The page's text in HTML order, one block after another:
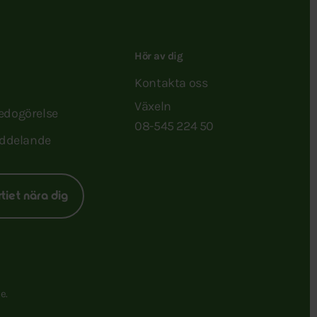
nära dig
Hör av dig
Kontakta oss
Växeln
08-545 224 50